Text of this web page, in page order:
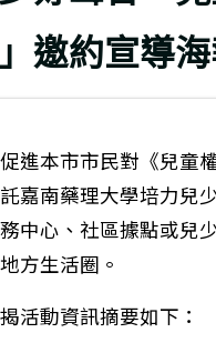
邀約宣導
進本市市民對《兒童
嘉南藥理大學培力兒
中心、社區據點或兒
方生活圈。
活動資訊摘要如下：